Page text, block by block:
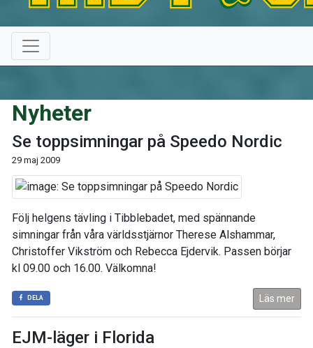
Nyheter
Se toppsimningar på Speedo Nordic
29 maj 2009
Följ helgens tävling i Tibblebadet, med spännande
simningar från våra världsstjärnor Therese Alshammar,
Christoffer Vikström och Rebecca Ejdervik. Passen börjar
kl 09.00 och 16.00. Välkomna!
DELA Läs mer
EJM-läger i Florida